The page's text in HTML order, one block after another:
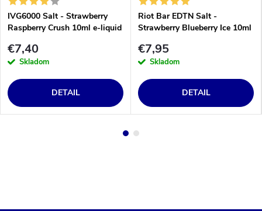
IVG6000 Salt - Strawberry
Raspberry Crush 10ml e-liquid
€7,40
Skladom
DETAIL
Riot Bar EDTN Salt -
Strawberry Blueberry Ice 10ml
€7,95
Skladom
DETAIL